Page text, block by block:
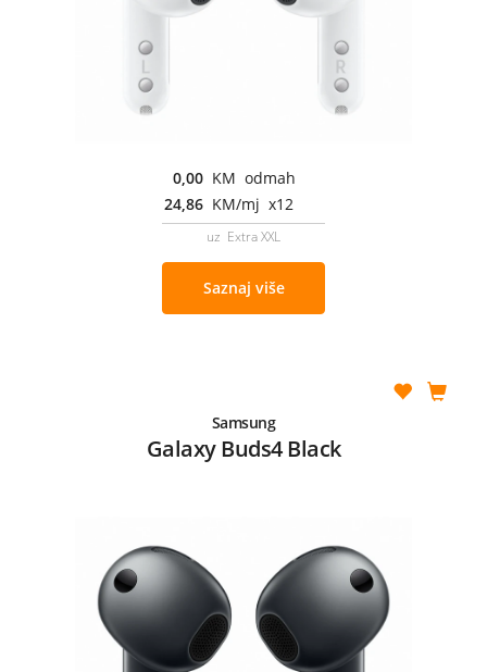
0,00 KM odmah
24,86 KM/mj x12
uz Extra XXL
Saznaj više
Samsung
Galaxy Buds4 Black